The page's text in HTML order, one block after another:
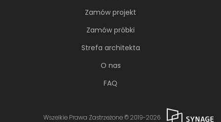
Zamów projekt
Zamów próbki
Strefa architekta
O nas
FAQ
Wszelkie Prawa Zastrzeżone © 2019-2026